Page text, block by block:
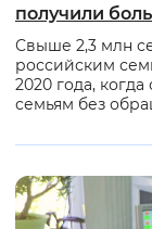
получили
Свыше 2,3 млн
российским
2020 года,
семьям без